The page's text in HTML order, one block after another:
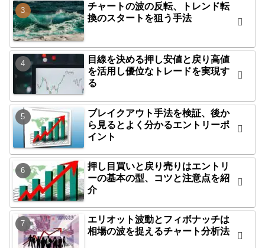
チャートの波の反転、トレンド転
換のスタートを狙う手法
目線を決める押し安値と戻り高値
を活用し優位なトレードを実現す
る
ブレイクアウト手法を検証、後か
ら見るとよく分かるエントリーポ
イント
押し目買いと戻り売りはエントリ
ーの基本の型、コツと注意点を紹
介
エリオット波動とフィボナッチは
相場の波を捉えるチャート分析法